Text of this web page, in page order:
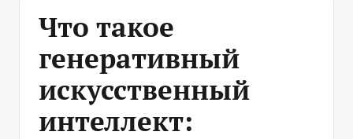
Что такое
генеративный
искусственный
интеллект: